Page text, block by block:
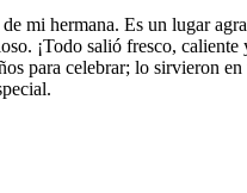
mi hermana. Es un lugar
¡Todo salió fresco,
para celebrar; lo sirvieron